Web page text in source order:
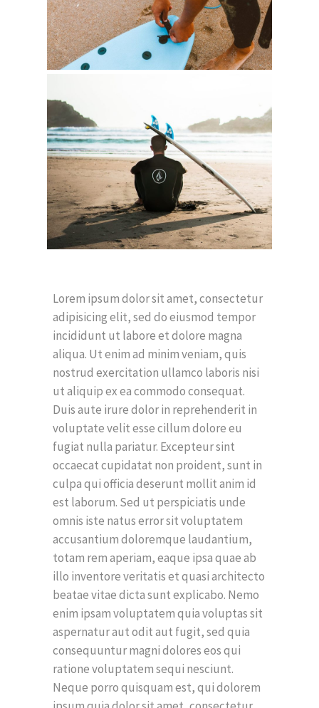
Lorem ipsum dolor sit amet, consectetur
adipisicing elit, sed do eiusmod tempor
incididunt ut labore et dolore magna
aliqua. Ut enim ad minim veniam, quis
nostrud exercitation ullamco laboris nisi
ut aliquip ex ea commodo consequat.
Duis aute irure dolor in reprehenderit in
voluptate velit esse cillum dolore eu
fugiat nulla pariatur. Excepteur sint
occaecat cupidatat non proident, sunt in
culpa qui officia deserunt mollit anim id
est laborum. Sed ut perspiciatis unde
omnis iste natus error sit voluptatem
accusantium doloremque laudantium,
totam rem aperiam, eaque ipsa quae ab
illo inventore veritatis et quasi architecto
beatae vitae dicta sunt explicabo. Nemo
enim ipsam voluptatem quia voluptas sit
aspernatur aut odit aut fugit, sed quia
consequuntur magni dolores eos qui
ratione voluptatem sequi nesciunt.
Neque porro quisquam est, qui dolorem